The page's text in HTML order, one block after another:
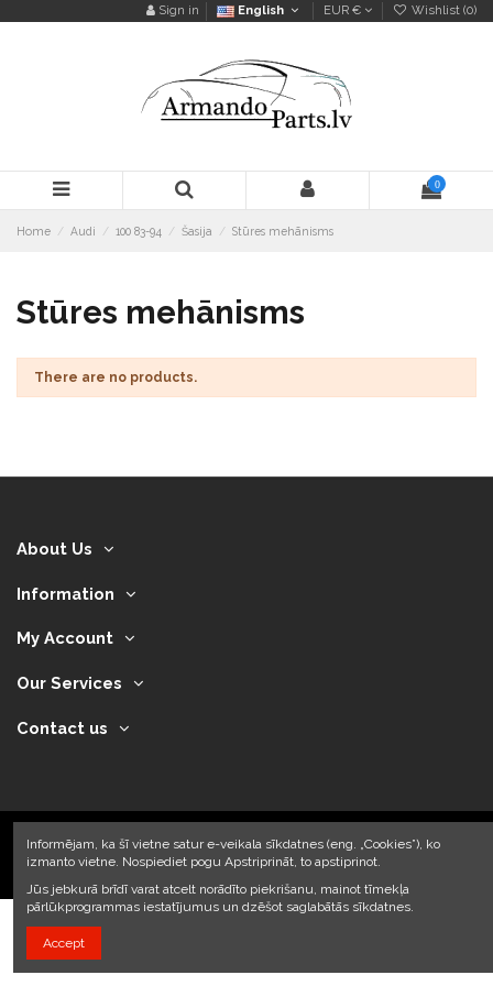
Sign in English EUR € Wishlist (0)
0
Home Audi 100 83-94 Šasija Stūres mehānisms
Stūres mehānisms
There are no products.
About Us
Information
My Account
Our Services
Contact us
2024 © Armando Auto SIA
Informējam, ka šī vietne satur e-veikala sīkdatnes (eng. „Cookies”), ko
izmanto vietne. Nospiediet pogu Apstriprināt, to apstiprinot.
Jūs jebkurā brīdī varat atcelt norādīto piekrišanu, mainot tīmekļa
pārlūkprogrammas iestatījumus un dzēšot saglabātās sīkdatnes.
Accept